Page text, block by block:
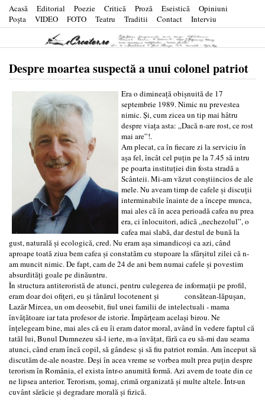
Acasă Editorial Poezie Critică Proză Eseistică
Opiniuni
Poşta
VIDEO FOTO Teatru Traditii Contact Interviu
Despre moartea suspectă a unui colonel patriot
Era o dimineaţă obişnuită de 17
septembrie 1989. Nimic nu prevestea
nimic. Şi, cum zicea un tip mai hâtru
despre viaţa asta: „Dacă n-are rost, ce rost
mai are”!.
Am plecat, ca în fiecare zi la serviciu în
aşa fel, încât cel puţin pe la 7.45 să intru
pe poarta instituţiei din fosta stradă a
Scânteii. Mi-am văzut conştiincios de ale
mele. Nu aveam timp de cafele şi discuţii
interminabile înainte de a începe munca,
mai ales că în acea perioadă cafea nu prea
era, ci înlocuitori, adică „nechezolul”, o
cafea mai slabă, dar destul de bună la
gust, naturală şi ecologică, cred. Nu eram aşa simandicoşi ca azi, când
aproape toată ziua bem cafea şi constatăm cu stupoare la sfârşitul zilei că n-
am muncit nimic. De fapt, cam de 24 de ani bem numai cafele şi povestim
absurdităţi goale pe dinăuntru.
În structura antiteroristă de atunci, pentru culegerea de informaţii pe profil,
eram doar doi ofiţeri, eu şi tânărul locotenent şi consătean-lăpuşan,
Lazăr Mircea, un om deosebit, fiul unei familii de intelectuali - mama
învăţătoare iar tata profesor de istorie. Împărţeam acelaşi birou. Ne
înţelegeam bine, mai ales că eu îi eram dator moral, având în vedere faptul că
tatăl lui, Bunul Dumnezeu să-l ierte, m-a învăţat, fără ca eu să-mi dau seama
atunci, când eram încă copil, să gândesc şi să fiu patriot român. Am început să
discutăm de-ale noastre. Deşi în acea vreme se vorbea mult prea puţin despre
terorism în România, el exista într-o anumită formă. Azi avem de toate din ce
ne lipsea anterior. Terorism, şomaj, crimă organizată şi multe altele. Într-un
cuvânt sărăcie şi degradare morală şi fizică.